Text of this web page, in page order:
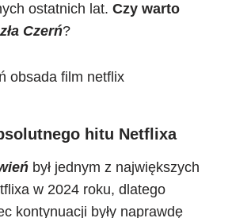
ostatnich lat. Czy warto
Czerń?
hitu Netflixa
był jednym z największych
w 2024 roku, dlatego
kontynuacji były naprawdę